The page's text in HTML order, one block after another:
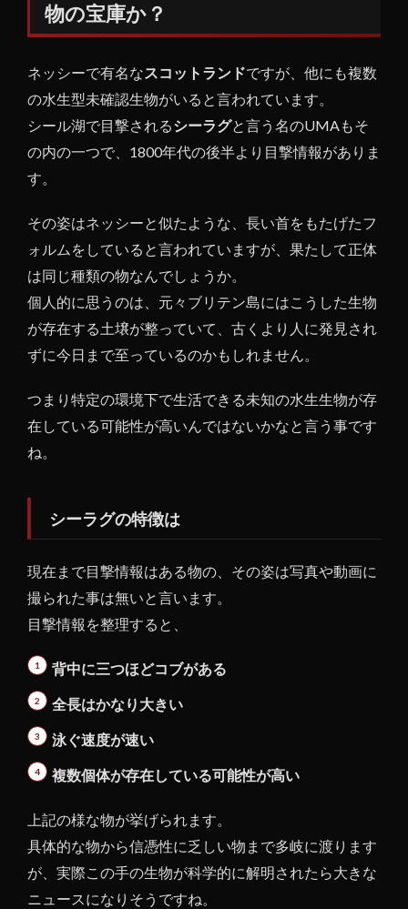
水生
型未
生物
の宝
か？
の特
徴は
1.2
モラ
ーグ
種の
認生
物か
物の宝庫か？
ネッシーで有名なスコットランドですが、他にも複数
の水生型未確認生物がいると言われています。
シール湖で目撃されるシーラグと言う名のUMAもそ
の内の一つで、1800年代の後半より目撃情報がありま
す。
その姿はネッシーと似たような、長い首をもたげたフ
ォルムをしていると言われていますが、果たして正体
は同じ種類の物なんでしょうか。
個人的に思うのは、元々ブリテン島にはこうした生物
が存在する土壌が整っていて、古くより人に発見され
ずに今日まで至っているのかもしれません。
つまり特定の環境下で生活できる未知の水生生物が存
在している可能性が高いんではないかなと言う事です
ね。
シーラグの特徴は
現在まで目撃情報はある物の、その姿は写真や動画に
撮られた事は無いと言います。
目撃情報を整理すると、
背中に三つほどコブがある
全長はかなり大きい
泳ぐ速度が速い
複数個体が存在している可能性が高い
上記の様な物が挙げられます。
具体的な物から信憑性に乏しい物まで多岐に渡ります
が、実際この手の生物が科学的に解明されたら大きな
ニュースになりそうですね。